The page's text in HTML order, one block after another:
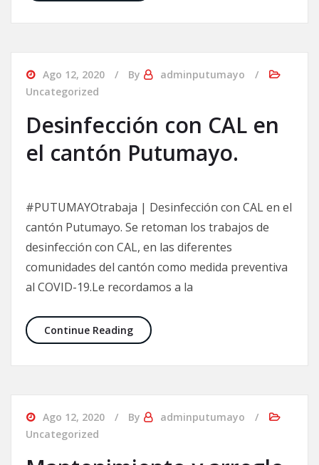
Ago 12, 2020 By
adminputumayo
Uncategorized
Desinfección con CAL en
el cantón Putumayo.
#PUTUMAYOtrabaja | Desinfección con CAL en el
cantón Putumayo. Se retoman los trabajos de
desinfección con CAL, en las diferentes
comunidades del cantón como medida preventiva
al COVID-19.Le recordamos a la
Continue Reading
Ago 12, 2020 By
adminputumayo
Uncategorized